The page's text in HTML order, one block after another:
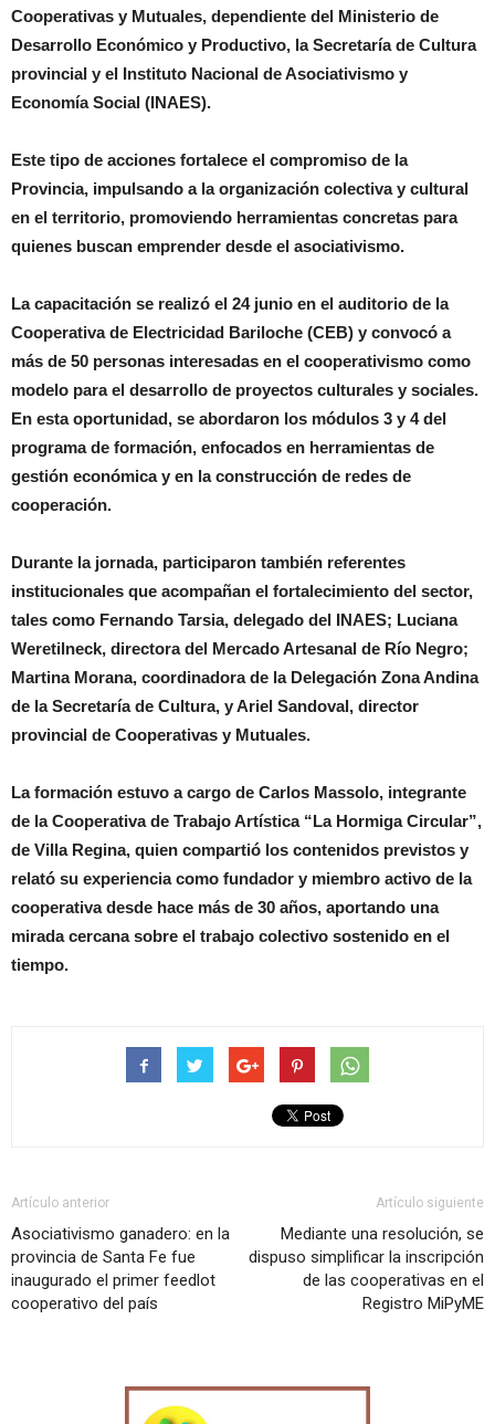
Cooperativas y Mutuales, dependiente del Ministerio de
Desarrollo Económico y Productivo, la Secretaría de Cultura
provincial y el Instituto Nacional de Asociativismo y
Economía Social (INAES).
Este tipo de acciones fortalece el compromiso de la
Provincia, impulsando a la organización colectiva y cultural
en el territorio, promoviendo herramientas concretas para
quienes buscan emprender desde el asociativismo.
La capacitación se realizó el 24 junio en el auditorio de la
Cooperativa de Electricidad Bariloche (CEB) y convocó a
más de 50 personas interesadas en el cooperativismo como
modelo para el desarrollo de proyectos culturales y sociales.
En esta oportunidad, se abordaron los módulos 3 y 4 del
programa de formación, enfocados en herramientas de
gestión económica y en la construcción de redes de
cooperación.
Durante la jornada, participaron también referentes
institucionales que acompañan el fortalecimiento del sector,
tales como Fernando Tarsia, delegado del INAES; Luciana
Weretilneck, directora del Mercado Artesanal de Río Negro;
Martina Morana, coordinadora de la Delegación Zona Andina
de la Secretaría de Cultura, y Ariel Sandoval, director
provincial de Cooperativas y Mutuales.
La formación estuvo a cargo de Carlos Massolo, integrante
de la Cooperativa de Trabajo Artística “La Hormiga Circular”,
de Villa Regina, quien compartió los contenidos previstos y
relató su experiencia como fundador y miembro activo de la
cooperativa desde hace más de 30 años, aportando una
mirada cercana sobre el trabajo colectivo sostenido en el
tiempo.
Artículo anterior
Asociativismo ganadero: en la
provincia de Santa Fe fue
inaugurado el primer feedlot
cooperativo del país
Artículo siguiente
Mediante una resolución, se
dispuso simplificar la inscripción
de las cooperativas en el
Registro MiPyME